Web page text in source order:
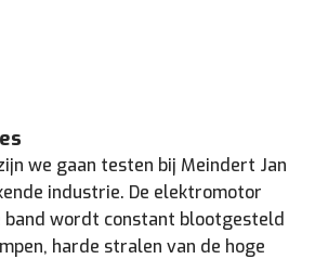
we gaan testen bij Meindert Jan
industrie. De elektromotor
band wordt constant blootgesteld
harde stralen van de hoge